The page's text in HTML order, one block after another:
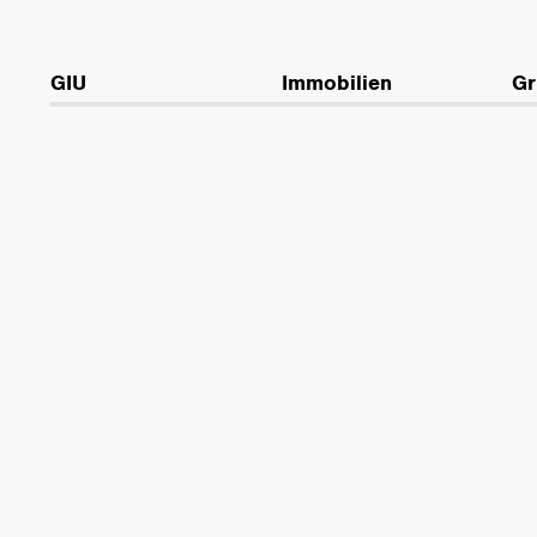
GIU Immobilien